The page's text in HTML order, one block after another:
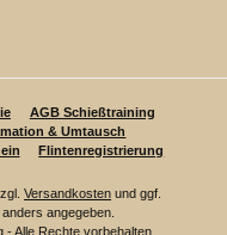
AGB Schießtraining
& Umtausch
Flintenregistrierung
Versandkosten und ggf.
angegeben.
Alle Rechte vorbehalten.